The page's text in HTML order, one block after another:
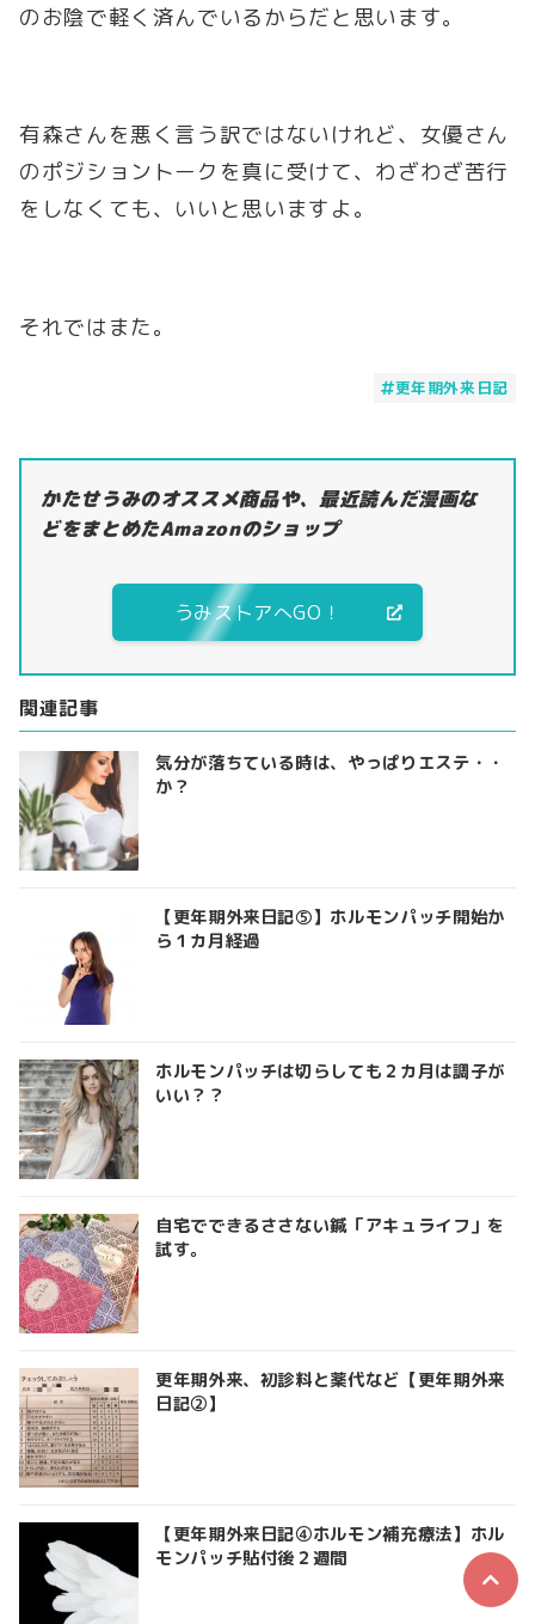
のお陰で軽く済んでいるからだと思います。
有森さんを悪く言う訳ではないけれど、女優さん
のポジショントークを真に受けて、わざわざ苦行
をしなくても、いいと思いますよ。
それではまた。
更年期外来日記
かたせうみのオススメ商品や、最近読んだ漫画な
どをまとめたAmazonのショップ
うみストアへGO！
関連記事
気分が落ちている時は、やっぱりエステ・・
か？
【更年期外来日記⑤】ホルモンパッチ開始か
ら１カ月経過
ホルモンパッチは切らしても２カ月は調子が
いい？？
自宅でできるささない鍼「アキュライフ」を
試す。
更年期外来、初診料と薬代など【更年期外来
日記②】
【更年期外来日記④ホルモン補充療法】ホル
モンパッチ貼付後２週間